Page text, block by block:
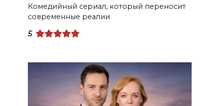
Комедийный сериал, который переносит
современные реалии
5